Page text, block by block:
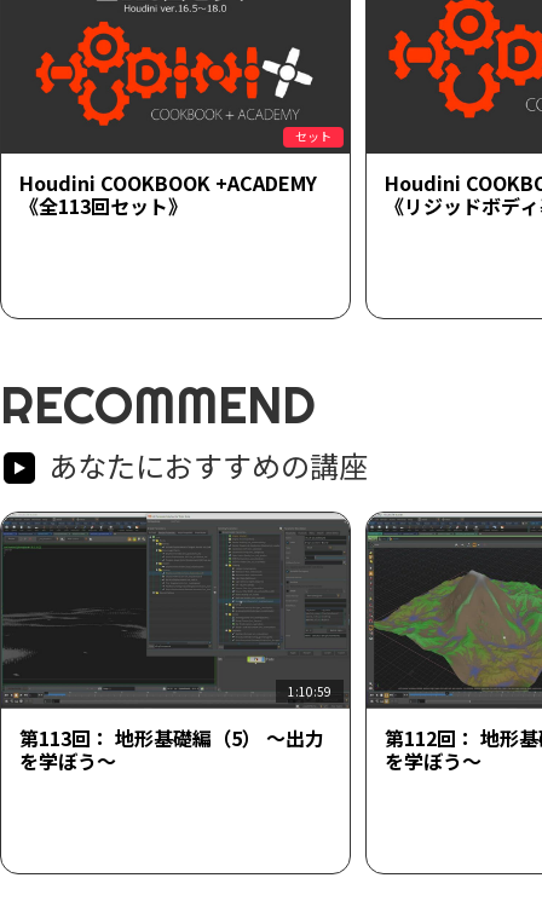
セット
Houdini COOKBOOK +ACADEMY
《全113回セット》
Houdini
《リジッドボデ
RECOMMEND
あなたにおすすめの講座
1:10:59
第113回： 地形基礎編（5） ～出力
を学ぼう～
第112回： 地形
を学ぼう～